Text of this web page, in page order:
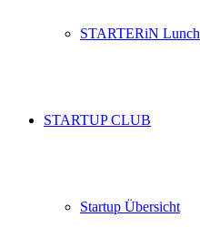
STARTERiN Lunch
STARTUP CLUB
Startup Übersicht